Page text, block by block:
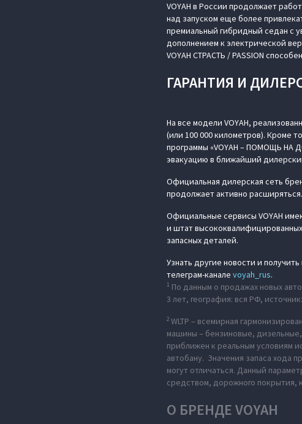
VOYAH в России продолжает
над запуском еще более
премиальный гибридный седан с
дополнением к электрической
VOYAH СТРАСТЬ / PASSION
ГАРАНТИЯ И
На все модели VOYAH,
(или 100 000 километров). Кроме
программы «VOYAH – ПОМОЩЬ НА
эвакуацию в ближайший
Официальная дилерская сеть
продолжает активно расширяться.
Официальные сервисы VOYAH
и штат
запасных деталей.
Узнать другие новости и
телеграм-канале voyah_rus.
1 По данным о продажах новых
3 лет, география: вся РФ,
2 WLTP – всемирная
машины – бензиновые,
приближен к реальным условиям
автобану. Значения запаса хода
могут отличаться. Данный
средством, дорожного
О БРЕНДЕ VOYAH